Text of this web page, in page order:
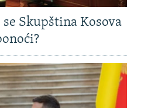
se Skupština Kosova